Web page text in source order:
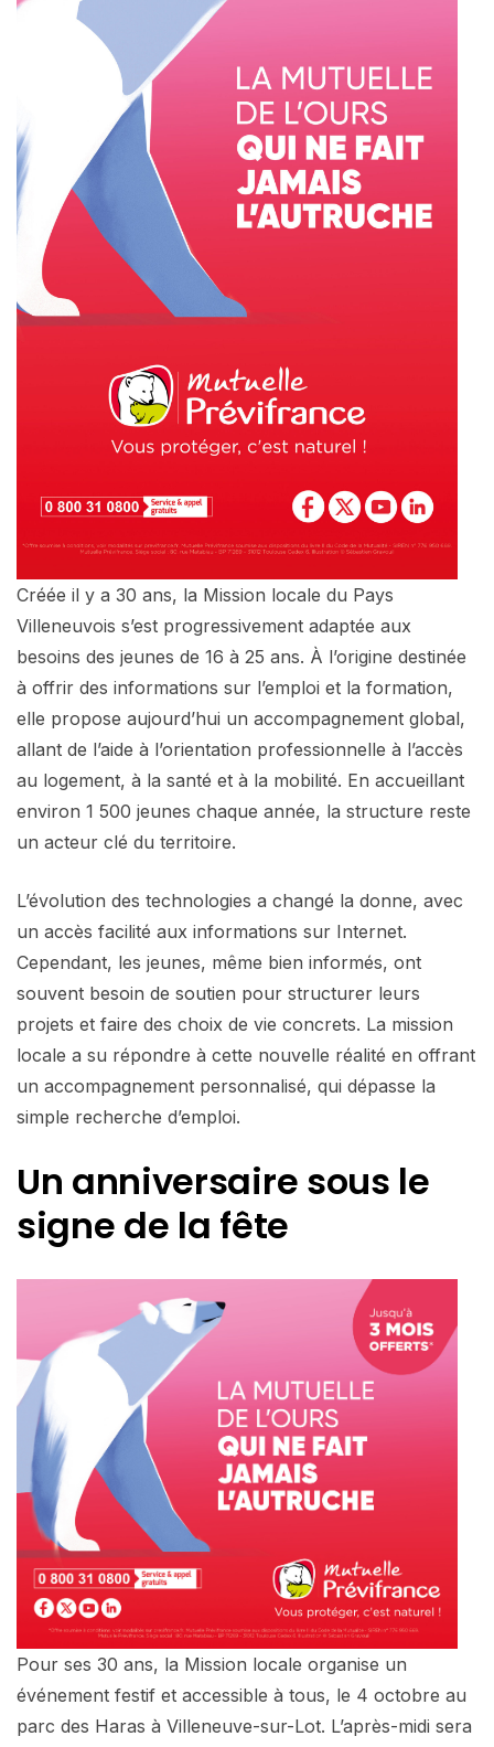
Créée il y a 30 ans, la Mission locale du Pays
Villeneuvois s’est progressivement adaptée aux
besoins des jeunes de 16 à 25 ans. À l’origine destinée
à offrir des informations sur l’emploi et la formation,
elle propose aujourd’hui un accompagnement global,
allant de l’aide à l’orientation professionnelle à l’accès
au logement, à la santé et à la mobilité. En accueillant
environ 1 500 jeunes chaque année, la structure reste
un acteur clé du territoire.
L’évolution des technologies a changé la donne, avec
un accès facilité aux informations sur Internet.
Cependant, les jeunes, même bien informés, ont
souvent besoin de soutien pour structurer leurs
projets et faire des choix de vie concrets. La mission
locale a su répondre à cette nouvelle réalité en offrant
un accompagnement personnalisé, qui dépasse la
simple recherche d’emploi.
Un anniversaire sous le
signe de la fête
Pour ses 30 ans, la Mission locale organise un
événement festif et accessible à tous, le 4 octobre au
parc des Haras à Villeneuve-sur-Lot. L’après-midi sera